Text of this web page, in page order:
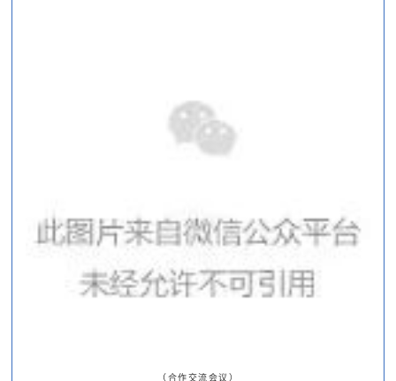
（合作交流会议 ）